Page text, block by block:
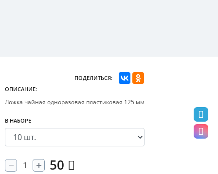
ПОДЕЛИТЬСЯ:
ОПИСАНИЕ:
Ложка чайная одноразовая пластиковая 125 мм
В НАБОРЕ
50